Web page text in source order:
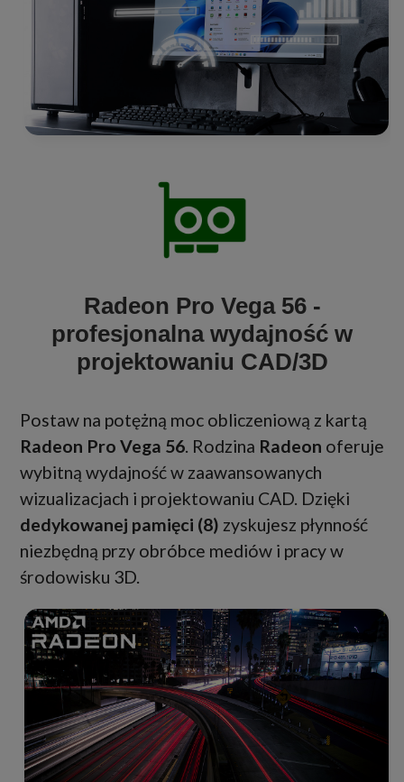
Radeon Pro Vega 56 -
profesjonalna wydajność w
projektowaniu CAD/3D
Postaw na potężną moc obliczeniową z kartą
Radeon Pro Vega 56. Rodzina Radeon oferuje
wybitną wydajność w zaawansowanych
wizualizacjach i projektowaniu CAD. Dzięki
dedykowanej pamięci (8) zyskujesz płynność
niezbędną przy obróbce mediów i pracy w
środowisku 3D.